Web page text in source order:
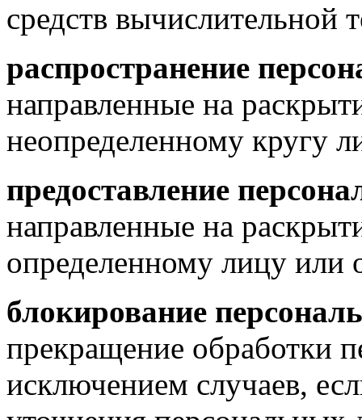
средств вычислительной
распространение
направленные на
неопределенному кругу
предоставление
направленные на
определенному лицу или
блокирование
прекращение обработки
исключением случаев,